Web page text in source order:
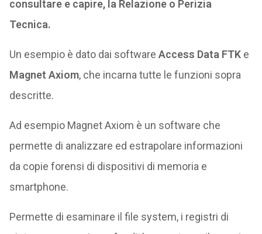
consultare e capire, la Relazione o Perizia
Tecnica.
Un esempio è dato dai software Access Data FTKe
Magnet Axiom, che incarna tutte le funzioni sopra
descritte.
Ad esempio Magnet Axiom è un software che
permette di analizzare ed estrapolare informazioni
da copie forensi di dispositivi di memoria e
smartphone.
Permette di esaminare il file system, i registri di